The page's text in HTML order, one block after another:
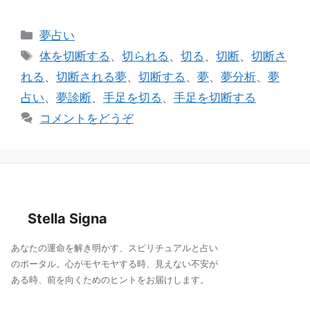
e c
e
b
o
o
l
カ
テ
ゴ
リ
ー
夢占い
タ
グ
体を切断する 、切られる 、切る 、切断、切断さ
れる 、 切断される夢、 切断する 、 夢、 夢分析、 夢
占い、 夢診断、 手足を切る 、 手足を切断する
コメントをどうぞ
Stella Signa
あなたの運命を解き明かす、スピリチュアルと占い
のポータル。心がモヤモヤする時、見えない不安が
ある時、前を向くためのヒントをお届けします。